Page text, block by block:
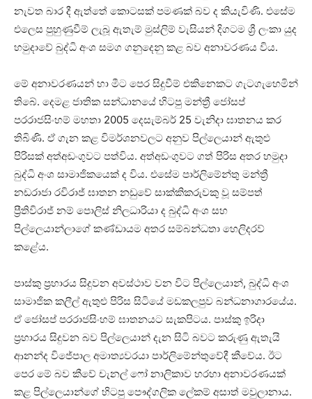
නැවත බාර දී ඇත්තේ කොටසක් පමණක් බව ද කියැවිණි. එසේම
එලෙස පුහුණුවීම් ලැබූ ඇතැම් මුස්ලිම් වැසියන් දිගටම ශ්‍රී ලංකා යුද
හමුදාවේ බුද්ධි අංශ සමග ගනුදෙනු කළ බව අනාවරණය විය.
මේ අනාවරණයන් හා මීට පෙර සිදුවීම් එකිනෙකට ගැටගැහෙමින්
තිබේ. දෙමළ ජාතික සන්ධානයේ හිටපු මන්ත්‍රී ජෝසප්
පරරාජසිංහම් මහතා 2005 දෙසැම්බර් 25 වැනිදා ඝාතනය කර
තිබිණි. ඒ ගැන කළ විමර්ශනවලට අනුව පිල්ලෙයාන් ඇතුළු
පිරිසක් අත්අඩංගුවට පත්විය. අත්අඩංගුවට ගත් පිරිස අතර හමුදා
බුද්ධි අංශ සාමාජිකයෙක් ද විය. එසේම පාර්ලිමේන්තු මන්ත්‍රී
නඩරාජා රවිරාජ් ඝාතන නඩුවේ සාක්කිකරුවකු වූ සම්පත්
ප්‍රීතිවිරාජ් නම් පොලිස් නිලධාරියා ද බුද්ධි අංශ සහ
පිල්ලෙයාන්ලාගේ කණ්ඩායම අතර සම්බන්ධතා හෙලිදරව්
කළේය.
පාස්කු ප්‍රහාරය සිදුවන අවස්ථාව වන විට පිල්ලෙයාන්, බුද්ධි අංශ
සාමාජික කලීල් ඇතුළු පිරිස සිටියේ මඩකලපුව බන්ධනාගාරයේය.
ඒ ජෝසප් පරරාජසිංහම් ඝාතනයට සැකපිටය. පාස්කු ඉරිදා
ප්‍රහාරය සිදුවන බව පිල්ලෙයාන් දැන සිටි බවට කරුණු ඇතැයි
ආනන්ද විජේපාල අමාත්‍යවරයා පාර්ලිමේන්තුවේදී කීවේය. ඊට
පෙර මේ බව කීවේ චැනල් ෆෝ නාලිකාව හරහා අනාවරණයක්
කළ පිල්ලෙයාන්ගේ හිටපු පෞද්ගලික ලේකම් අසාත් මවුලානාය.